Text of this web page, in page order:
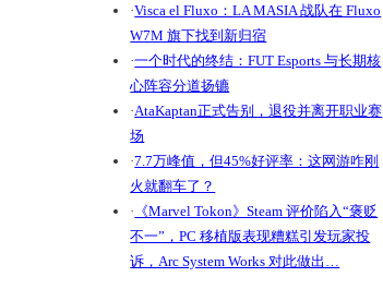
·Visca el Fluxo：LA MASIA 战队在 Fluxo
W7M 旗下找到新归宿
·一个时代的终结：FUT Esports 与长期核
心阵容分道扬镳
·AtaKaptan正式告别，退役并离开职业赛
场
·7.7万峰值，但45%好评率：这网游咋刚
火就翻车了？
· 《Marvel Tokon》Steam 评价陷入“褒贬
不一”，PC 移植版表现糟糕引发玩家投
诉，Arc System Works 对此做出…